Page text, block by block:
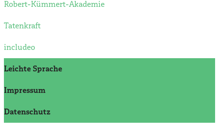
Robert-Kümmert-Akademie
Tatenkraft
includeo
Leichte Sprache
Impressum
Datenschutz­